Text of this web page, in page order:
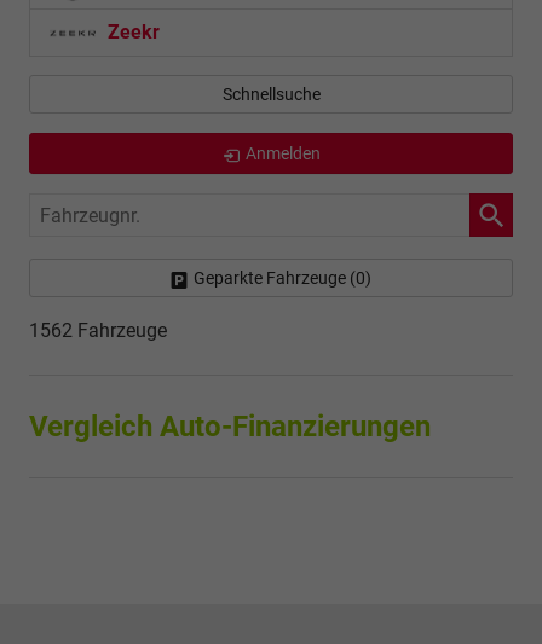
Zeekr
Schnellsuche
Anmelden
Fahrzeugnr.
Geparkte Fahrzeuge (0)
1562 Fahrzeuge
Vergleich Auto-Finanzierungen